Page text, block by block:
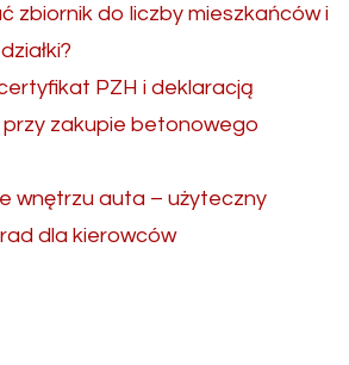
zbiornik do liczby mieszkańców i
PZH i deklaracją
zakupie betonowego
wnętrzu auta – użyteczny
dla kierowców